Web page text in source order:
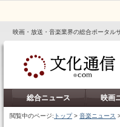
映画・放送・音楽業界の総合ポータル
総合ニュース 映画
閲覧中のページ: トップ> 音楽ニュース